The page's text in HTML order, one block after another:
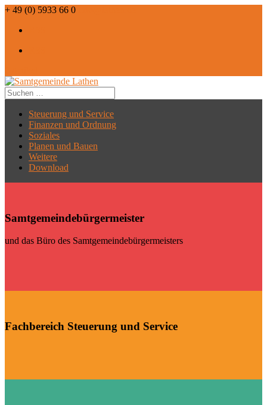
+ 49 (0) 5933 66 0
Steuerung und Service
Finanzen und Ordnung
Soziales
Planen und Bauen
Weitere
Download
Samtgemeindebürgermeister
und das Büro des Samtgemeindebürgermeisters
Fachbereich Steuerung und Service